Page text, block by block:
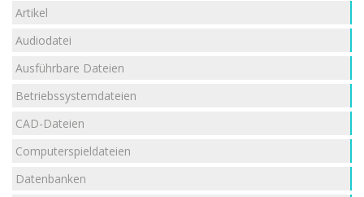
Artikel
Audiodatei
Ausführbare Dateien
Betriebssystemdateien
CAD-Dateien
Computerspieldateien
Datenbanken